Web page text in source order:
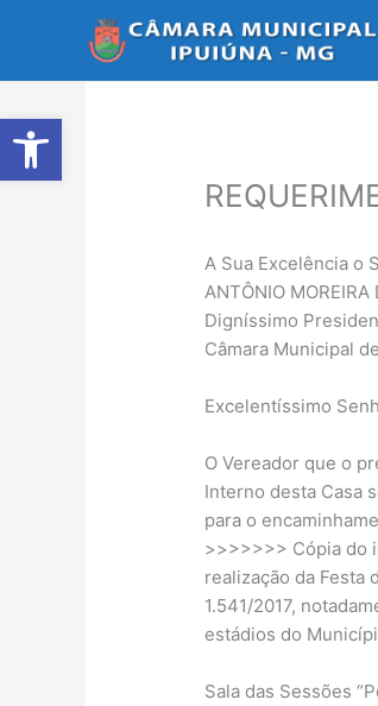
Abrir a barra de ferramentas
A Sua Excelência o
ANTÔNIO MOREIRA
Digníssimo
Câmara Municipal
Excelentíssimo
O Vereador que o
Interno desta Casa
para o
>>>>>>> Cópia do
realização da Festa
1.541/2017,
estádios do
Sala das Sessões